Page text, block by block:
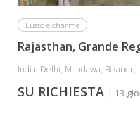
Lusso e charme
Rajasthan, Grande
India: Delhi, Mandawa, Bikaner,
SU RICHIESTA | 13